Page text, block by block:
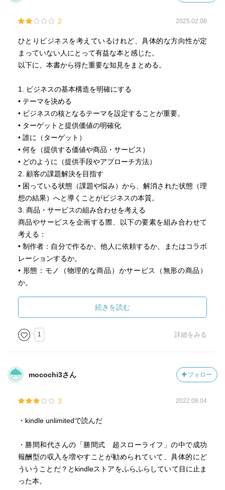
2 2025.02.06
ひとりビジネスを考えているけれど、具体的な方向性が定
まっていない人にとって有益な本と感じた。
以下に、本書から得た重要な知見をまとめる。
1. ビジネスの基本構造を明確にする
• テーマを決める
• ビジネスの核となるテーマを設定することが重要。
• ターゲットと提供価値の明確化
• 誰に（ターゲット）
• 何を（提供する価値や商品・サービス）
• どのように（提供手段やアプローチ方法）
2. 顧客の課題解決を目指す
• 困っている状態（課題や悩み）から、解消された状態（理
想の結果）へと導くことがビジネスの本質。
3. 商品・サービスの組み合わせを考える
商品やサービスを企画する際、以下の要素を組み合わせて
考える：
• 制作者：自分で作るか、他人に依頼するか、またはコラボ
レーションするか。
• 形態：モノ（物理的な商品）かサービス（無形の商品）
か。
• 販売方法：自分で直接販売するか、他人に委託するか。
4. 自分のメディアを持つ重要性
• 自分自身のメディア（ブログ、SNS、YouTubeなど）を持
5. 自動化を目指す
• ビジネスが軌道に乗ってきたら、自動化や仕組み化を進め
6. マーケティング戦略についても学びがあった
• 細かなマーケティング戦略や実践的なノウハウも紹介され
続きを読む
1 詳細をみる
mocochi3さん フォロー
3 2022.08.04
・kindle unlimitedで読んだ
・勝間和代さんの「勝間式 超スローライフ」の中で成功
報酬型の収入を増やすことが勧められていて、具体的にど
ういうことだ？とkindleストアをふらふらしていて目に止ま
った本。